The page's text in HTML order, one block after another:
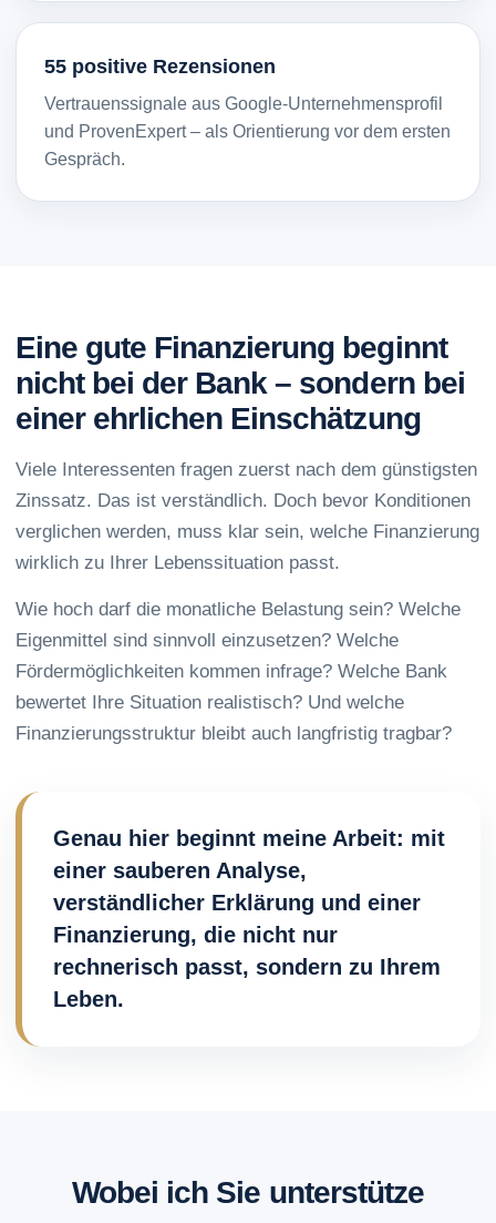
55 positive Rezensionen
Vertrauenssignale aus Google-Unternehmensprofil
und ProvenExpert – als Orientierung vor dem ersten
Gespräch.
Eine gute Finanzierung beginnt
nicht bei der Bank – sondern bei
einer ehrlichen Einschätzung
Viele Interessenten fragen zuerst nach dem günstigsten
Zinssatz. Das ist verständlich. Doch bevor Konditionen
verglichen werden, muss klar sein, welche Finanzierung
wirklich zu Ihrer Lebenssituation passt.
Wie hoch darf die monatliche Belastung sein? Welche
Eigenmittel sind sinnvoll einzusetzen? Welche
Fördermöglichkeiten kommen infrage? Welche Bank
bewertet Ihre Situation realistisch? Und welche
Finanzierungsstruktur bleibt auch langfristig tragbar?
Genau hier beginnt meine Arbeit: mit
einer sauberen Analyse,
verständlicher Erklärung und einer
Finanzierung, die nicht nur
rechnerisch passt, sondern zu Ihrem
Leben.
Wobei ich Sie unterstütze